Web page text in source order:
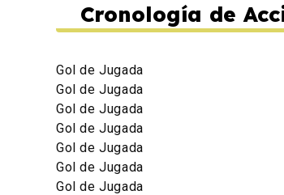
Cronología de
Gol de Jugada
Gol de Jugada
Gol de Jugada
Gol de Jugada
Gol de Jugada
Gol de Jugada
Gol de Jugada